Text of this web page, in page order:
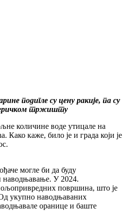
подигле су цену ракије, па су
тржишту
количине воде утицале на
Како каже, било је и града који је
могле би да буду
наводњавање. У 2024.
површина, што је
укупно наводњаваних
оранице и баште